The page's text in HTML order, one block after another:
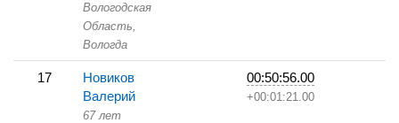
Вологодская
Область,
Вологда
17
Новиков
Валерий
67 лет
00:50:56.00
+00:01:21.00